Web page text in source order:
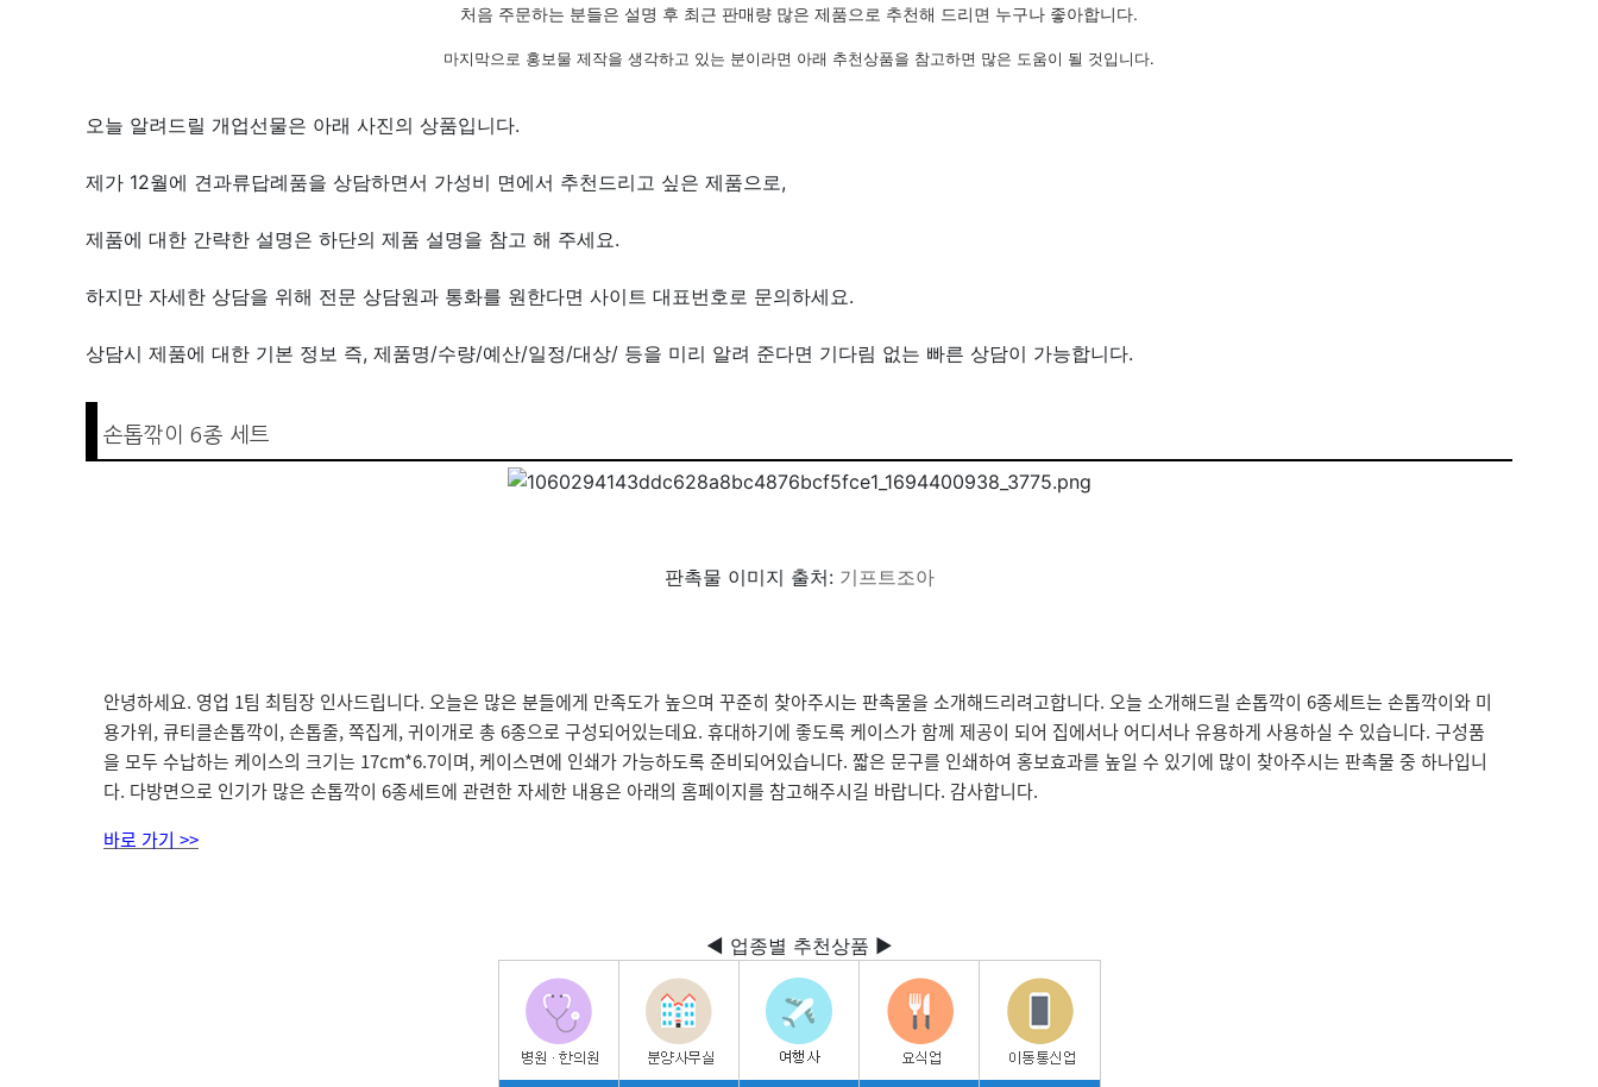
처음 주문하는 분들은 설명 후 최근 판매량 많은 제품으로 추천해 드리면 누구나 좋아합니다.
마지막으로 홍보물 제작을 생각하고 있는 분이라면 아래 추천상품을 참고하면 많은 도움이 될 것입니다.
오늘 알려드릴 개업선물은 아래 사진의 상품입니다.
제가 12월에 견과류답례품을 상담하면서 가성비 면에서 추천드리고 싶은 제품으로,
제품에 대한 간략한 설명은 하단의 제품 설명을 참고 해 주세요.
하지만 자세한 상담을 위해 전문 상담원과 통화를 원한다면 사이트 대표번호로 문의하세요.
상담시 제품에 대한 기본 정보 즉, 제품명/수량/예산/일정/대상/ 등을 미리 알려 준다면 기다림 없는 빠른 상담이 가능합니다.
손톱깎이 6종 세트
판촉물 이미지 출처: 기프트조아
안녕하세요. 영업 1팀 최팀장 인사드립니다. 오늘은 많은 분들에게 만족도가 높으며 꾸준히 찾아주시는 판촉물을 소개해드리려고합니다. 오늘 소개해드릴 손톱깍이 6종세트는 손톱깍이와 미
용가위, 큐티클손톱깍이, 손톱줄, 쪽집게, 귀이개로 총 6종으로 구성되어있는데요. 휴대하기에 좋도록 케이스가 함께 제공이 되어 집에서나 어디서나 유용하게 사용하실 수 있습니다. 구성품
을 모두 수납하는 케이스의 크기는 17cm*6.7이며, 케이스면에 인쇄가 가능하도록 준비되어있습니다. 짧은 문구를 인쇄하여 홍보효과를 높일 수 있기에 많이 찾아주시는 판촉물 중 하나입니
다. 다방면으로 인기가 많은 손톱깍이 6종세트에 관련한 자세한 내용은 아래의 홈페이지를 참고해주시길 바랍니다. 감사합니다.
바로 가기 >>
◀ 업종별 추천상품 ▶